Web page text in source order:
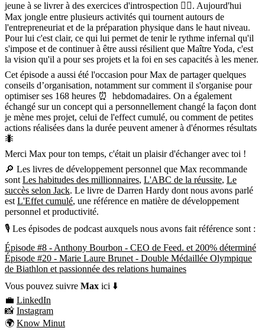
jeune à se livrer à des exercices d'introspection 🧘‍♂️. Aujourd'hui
Max jongle entre plusieurs activités qui tournent autours de
l'entrepreneuriat et de la préparation physique dans le haut niveau.
Pour lui c'est clair, ce qui lui permet de tenir le rythme infernal qu'il
s'impose et de continuer à être aussi résilient que Maître Yoda, c'est
la vision qu'il a pour ses projets et la foi en ses capacités à les mener.
Cet épisode a aussi été l'occasion pour Max de partager quelques
conseils d’organisation, notamment sur comment il s'organise pour
optimiser ses 168 heures ⏰ hebdomadaires. On a également
échangé sur un concept qui a personnellement changé la façon dont
je mène mes projet, celui de l'effect cumulé, ou comment de petites
actions réalisées dans la durée peuvent amener à d'énormes résultats
🐜
Merci Max pour ton temps, c'était un plaisir d'échanger avec toi !
🔎 Les livres de développement personnel que Max recommande
sontLes habitudes des millionnaires, L'ABC de la réussite, Le
succès selon Jack. Le livre de Darren Hardy dont nous avons parlé
estL'Effet cumulé, une référence en matière de développement
personnel et productivité.
🎙 Les épisodes de podcast auxquels nous avons fait référence sont :
Épisode #8 - Anthony Bourbon - CEO de Feed. et 200% déterminé
Épisode #20 - Marie Laure Brunet - Double Médaillée Olympique
de Biathlon et passionnée des relations humaines
Vous pouvez suivre Max ici ⬇️
💼 LinkedIn
📸 Instagram
🌍 Know Minut